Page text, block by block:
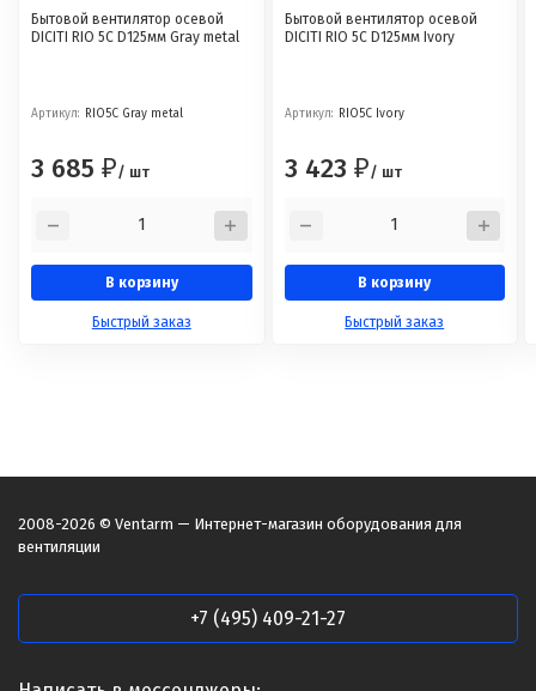
Бытовой вентилятор осевой
DICITI RIO 5C D125мм Gray metal
Артикул: RIO5C Gray metal
3 685 ₽/ шт
В корзину
Быстрый заказ
Бытовой вентилятор осевой
DICITI RIO 5C D125мм Ivory
Артикул: RIO5C Ivory
3 423 ₽/ шт
В корзину
Быстрый заказ
2008-2026 © Ventarm — Интернет-магазин оборудования для
вентиляции
+7 (495) 409-21-27